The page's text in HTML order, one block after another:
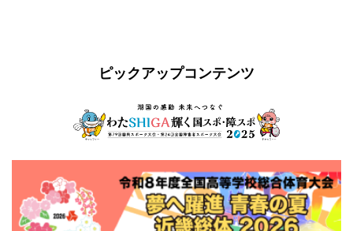
ピックアップコンテンツ